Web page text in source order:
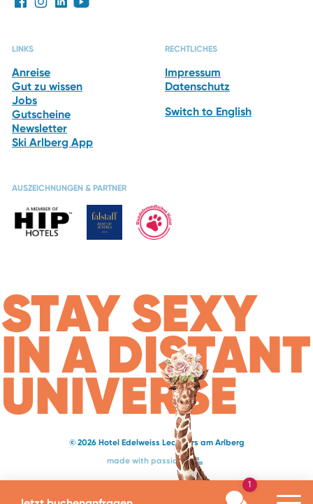
LINKS
Anreise
Gut zu wissen
Jobs
Gutscheine
Newsletter
Ski Arlberg App
RECHTLICHES
Impressum
Datenschutz
Switch to English
AUSZEICHNUNGEN & PARTNER
STAY SEXY
IN A DISTANT
UNIVERSE
© 2026 Hotel Edelweiss Lech Zürs am Arlberg
made with passion
1